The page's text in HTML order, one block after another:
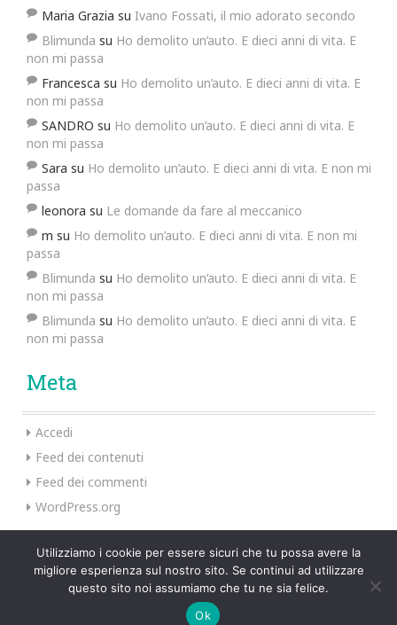
Maria Grazia su Ivano Fossati, il mio adorato secondo
Blimunda su Ho demolito un’auto. E dieci anni di vita. E
non mi passa
Francesca su Ho demolito un’auto. E dieci anni di vita. E
non mi passa
SANDRO su Ho demolito un’auto. E dieci anni di vita. E
non mi passa
Sara su Ho demolito un’auto. E dieci anni di vita. E non mi
passa
leonora su Le domande da fare al meccanico
m su Ho demolito un’auto. E dieci anni di vita. E non mi
passa
Blimunda su Ho demolito un’auto. E dieci anni di vita. E
non mi passa
Blimunda su Ho demolito un’auto. E dieci anni di vita. E
non mi passa
Meta
Accedi
Feed dei contenuti
Feed dei commenti
WordPress.org
Preus Theme byInkHive.
Utilizziamo i cookie per essere sicuri che tu possa avere la
migliore esperienza sul nostro sito. Se continui ad utilizzare
questo sito noi assumiamo che tu ne sia felice.
Ok